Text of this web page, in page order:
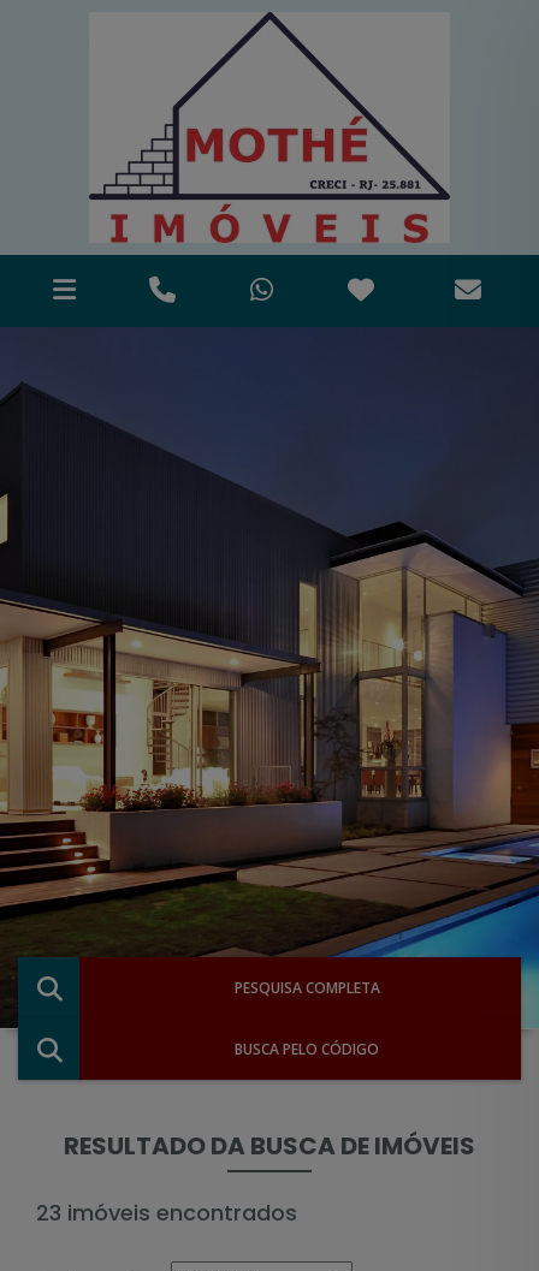
PESQUISA COMPLETA
BUSCA PELO CÓDIGO
RESULTADO DA BUSCA DE IMÓVEIS
23 imóveis encontrados